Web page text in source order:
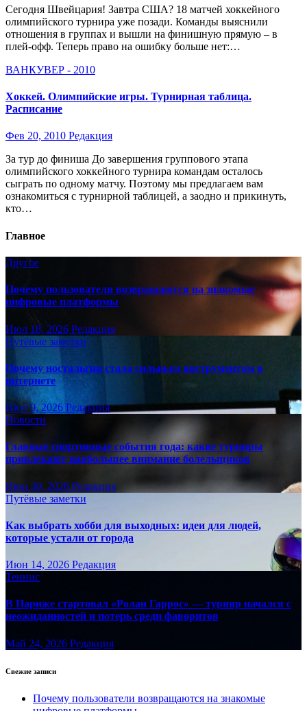
Сегодня Швейцария! Завтра США? 18 матчей хоккейного
олимпийского турнира уже позади. Команды выяснили
отношения в группах и вышли на финишную прямую – в
плей-офф. Теперь право на ошибку больше нет:…
ВАНКУВЕР - 2010
Хоккей. Олимпийские игры. Турнирная таблица.
Расписание
Фев 20, 2010 Редакция
За тур до финиша До завершения группового этапа
олимпийского хоккейного турнира командам осталось
сыграть по одному матчу. Поэтому мы предлагаем вам
ознакомиться с турнирной таблицей, а заодно и прикинуть,
кто…
Главное
Другое
Почему пользователи возвращаются на знакомые
цифровые платформы
Июл 18, 2026 Редакция
Путёвые заметки
Почему ностальгия стала сильным инструментом в
интернете
Июл 9, 2026 Редакция
Новости
Главные спортивные события года: какие турниры
привлекают наибольшее внимание болельщиков
Июн 30, 2026 Редакция
Путёвые заметки
Как выбрать хобби для выходных: идеи для людей,
которые устали от города
Июн 14, 2026 Редакция
Теннис
В Париже стартовал «Ролан Гаррос» — турнир начался с
неожиданностей и потерь среди фаворитов
Май 24, 2026 Редакция
Свежие записи
Почему пользователи возвращаются на знакомые